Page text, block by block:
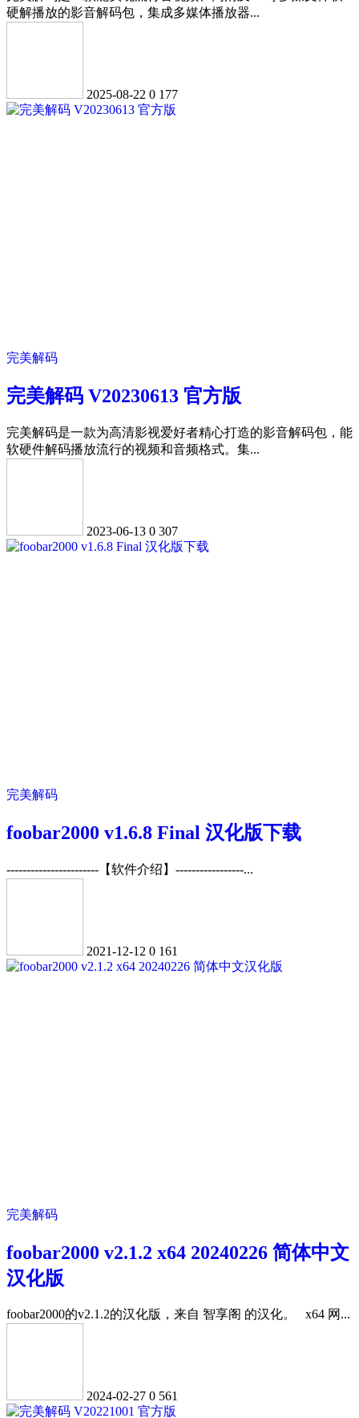
硬解播放的影音解码包，集成多媒体播放器...
2025-08-22 0 177
完美解码
完美解码 V20230613 官方版
完美解码是一款为高清影视爱好者精心打造的影音解码包，能
软硬件解码播放流行的视频和音频格式。集...
2023-06-13 0 307
完美解码
foobar2000 v1.6.8 Final 汉化版下载
-----------------------【软件介绍】-----------------...
2021-12-12 0 161
完美解码
foobar2000 v2.1.2 x64 20240226 简体中文
汉化版
foobar2000的v2.1.2的汉化版，来自 智享阁 的汉化。 x64 网...
2024-02-27 0 561